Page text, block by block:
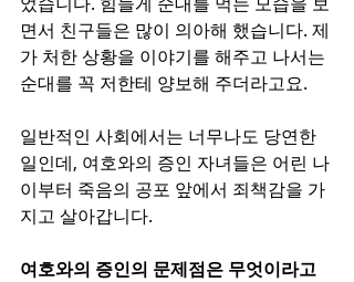
면서 친구들은 많이 의아해 했습니다. 제
가 처한 상황을 이야기를 해주고 나서는
순대를 꼭 저한테 양보해 주더라고요.
일반적인 사회에서는 너무나도 당연한
일인데, 여호와의 증인 자녀들은 어린 나
이부터 죽음의 공포 앞에서 죄책감을 가
지고 살아갑니다.
여호와의 증인의 문제점은 무엇이라고